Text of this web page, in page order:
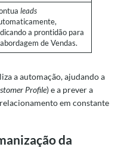
leads
a prontidão para
de Vendas.
a automação, ajudando a
Profile) e a prever a
em constante
da